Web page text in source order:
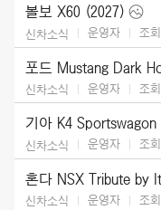
볼보 X60 (2027)
신차소식 운영자 조
포드 Mustang Dark
신차소식 운영자 조
기아 K4 Sportswagon
신차소식 운영자 조
혼다 NSX Tribute by
신차소식 운영자 조